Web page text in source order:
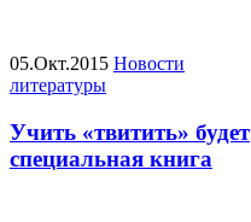
05.Окт.2015 Новости
литературы
Учить «твитить» будет
специальная книга